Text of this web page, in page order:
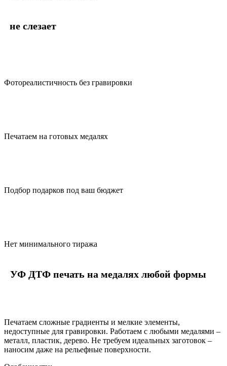
не слезает
Фотореалистичность без гравировки
Печатаем на готовых медалях
Подбор подарков под ваш бюджет
Нет минимального тиража
УФ ДТФ печать на медалях любой формы
Печатаем сложные градиенты и мелкие элементы,
недоступные для гравировки. Работаем с любыми медалями –
металл, пластик, дерево. Не требуем идеальных заготовок –
наносим даже на рельефные поверхности.